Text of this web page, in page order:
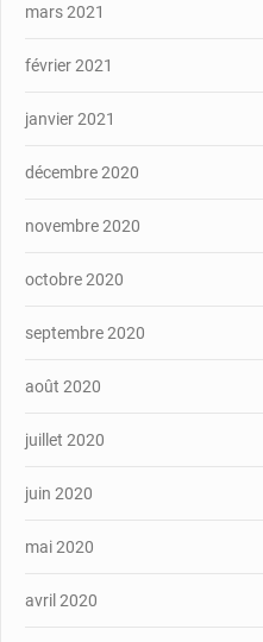
mars 2021
février 2021
janvier 2021
décembre 2020
novembre 2020
octobre 2020
septembre 2020
août 2020
juillet 2020
juin 2020
mai 2020
avril 2020